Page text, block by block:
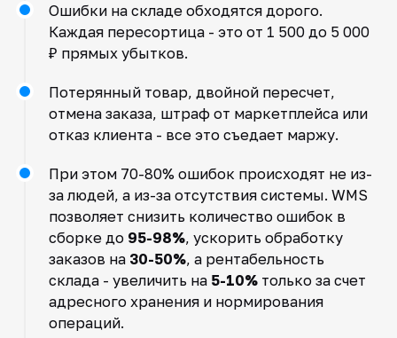
Ошибки на складе обходятся дорого.
Каждая пересортица - это от 1 500 до 5 000
₽ прямых убытков.
Потерянный товар, двойной пересчет,
отмена заказа, штраф от маркетплейса или
отказ клиента - все это съедает маржу.
При этом 70-80% ошибок происходят не из-
за людей, а из-за отсутствия системы. WMS
позволяет снизить количество ошибок в
сборке до 95-98%, ускорить обработку
заказов на 30-50%, а рентабельность
склада - увеличить на 5-10%только за счет
адресного хранения и нормирования
операций.